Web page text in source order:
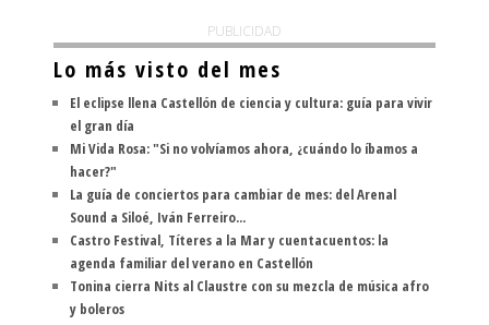
PUBLICIDAD
Lo más visto del mes
El eclipse llena Castellón de ciencia y cultura: guía para vivir
el gran día
Mi Vida Rosa: "Si no volvíamos ahora, ¿cuándo lo íbamos a
hacer?"
La guía de conciertos para cambiar de mes: del Arenal
Sound a Siloé, Iván Ferreiro...
Castro Festival, Títeres a la Mar y cuentacuentos: la
agenda familiar del verano en Castellón
Tonina cierra Nits al Claustre con su mezcla de música afro
y boleros